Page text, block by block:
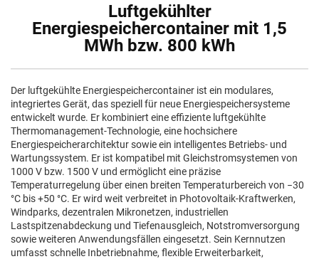
Luftgekühlter
Energiespeichercontainer mit 1,5
MWh bzw. 800 kWh
Der luftgekühlte Energiespeichercontainer ist ein modulares,
integriertes Gerät, das speziell für neue Energiespeichersysteme
entwickelt wurde. Er kombiniert eine effiziente luftgekühlte
Thermomanagement-Technologie, eine hochsichere
Energiespeicherarchitektur sowie ein intelligentes Betriebs- und
Wartungssystem. Er ist kompatibel mit Gleichstromsystemen von
1000 V bzw. 1500 V und ermöglicht eine präzise
Temperaturregelung über einen breiten Temperaturbereich von −30
°C bis +50 °C. Er wird weit verbreitet in Photovoltaik-Kraftwerken,
Windparks, dezentralen Mikronetzen, industriellen
Lastspitzenabdeckung und Tiefenausgleich, Notstromversorgung
sowie weiteren Anwendungsfällen eingesetzt. Sein Kernnutzen
umfasst schnelle Inbetriebnahme, flexible Erweiterbarkeit,